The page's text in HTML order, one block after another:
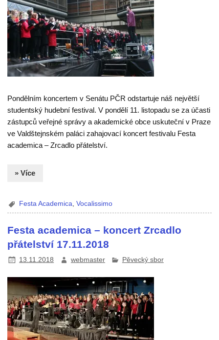
Pondělním koncertem v Senátu PČR odstartuje náš největší
studentský hudební festival. V pondělí 11. listopadu se za účasti
zástupců veřejné správy a akademické obce uskuteční v Praze
ve Valdštejnském paláci zahajovací koncert festivalu Festa
academica – Zrcadlo přátelství.
» Více
Festa Academica ,Vocalissimo
Festa academica – koncert Zrcadlo
přátelství 17.11.2018
13.11.2018 webmaster Pěvecký sbor